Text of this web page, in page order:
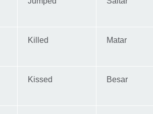
Killed Matar
Kissed Besar